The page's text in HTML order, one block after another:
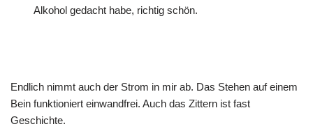
Alkohol gedacht habe, richtig schön.
Endlich nimmt auch der Strom in mir ab. Das Stehen auf einem
Bein funktioniert einwandfrei. Auch das Zittern ist fast
Geschichte.